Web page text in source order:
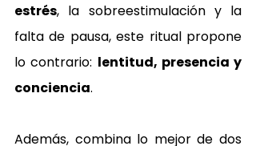
estrés, la sobreestimulación y la
falta de pausa, este ritual propone
lo contrario: lentitud, presencia y
conciencia.
Además, combina lo mejor de dos